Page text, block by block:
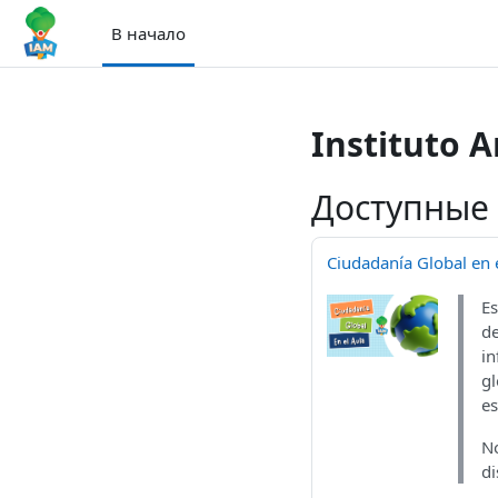
Перейти к основному содержанию
В начало
Instituto
Доступные
Ciudadanía Global